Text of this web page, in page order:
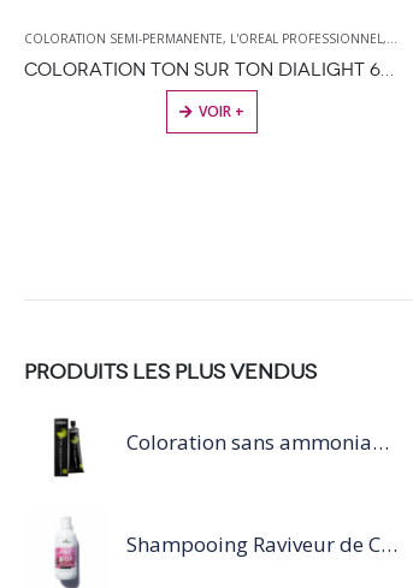
DE COLORATION,PRODUITS DE COIFFURE
FORME,L'OREAL PROFESSIONNEL ,PERMANENTE,PRODUITS DE COIFFURE
DULCIA REDUCTEUR PERMANENTE CHEVEUX TRÉS SENSIBILISÉS
VOIR +
PRODUITS LES PLUS VENDUS
Coloration sans ammoniaque Inoa / 60ML
Shampooing Raviveur de Couleur 300 ml Rose de Schwarzkopf Professional